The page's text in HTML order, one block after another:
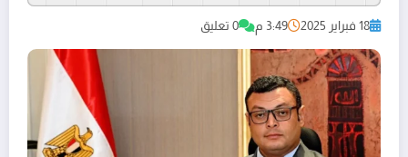
18 فبراير 2025 3:49 م 0 تعليق